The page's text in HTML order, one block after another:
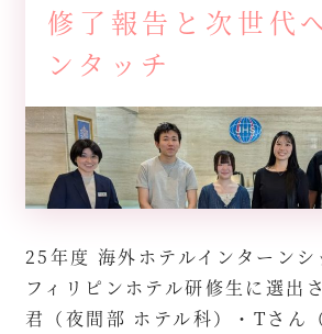
修了報告と次世代
ンタッチ
25年度 海外ホテルインターンシ
フィリピンホテル研修生に選出
君（夜間部 ホテル科）・Tさん